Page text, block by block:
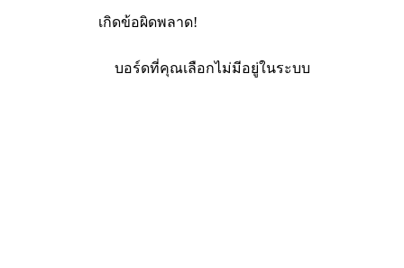
เกิดข้อผิดพลาด!
บอร์ดที่คุณเลือกไม่มีอยู่ในระบบ